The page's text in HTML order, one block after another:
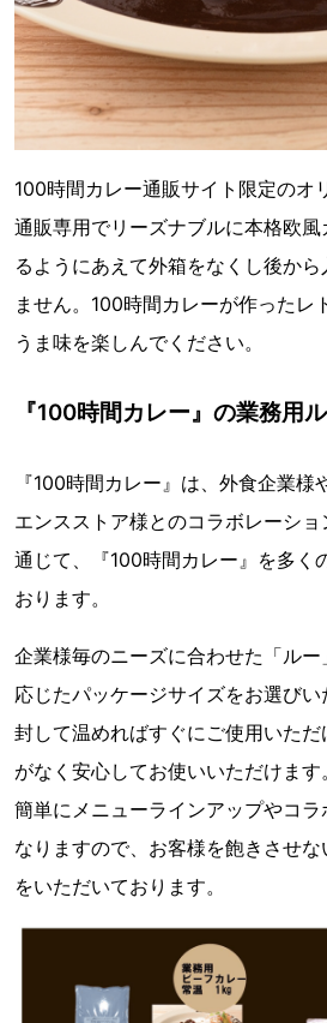
100時間カレー通販サイト限定のオ
通販専用でリーズナブルに本格欧
るようにあえて外箱をなくし後か
ません。100時間カレーが作ったレ
うま味を楽しんでください。
『100時間カレー』の業務用
『100時間カレー』は、外食企業様
エンスストア様とのコラボレーシ
通じて、『100時間カレー』を多く
おります。
企業様毎のニーズに合わせた「ル
応じたパッケージサイズをお選び
封して温めればすぐにご使用いた
がなく安心してお使いいただけます。
簡単にメニューラインアップやコ
なりますので、お客様を飽きさせ
をいただいております。